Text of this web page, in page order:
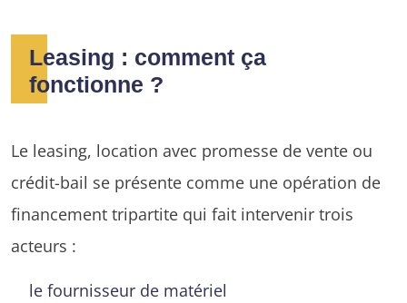
Leasing : comment ça
fonctionne ?
Le leasing, location avec promesse de vente ou
crédit-bail se présente comme une opération de
financement tripartite qui fait intervenir trois
acteurs :
le fournisseur de matériel